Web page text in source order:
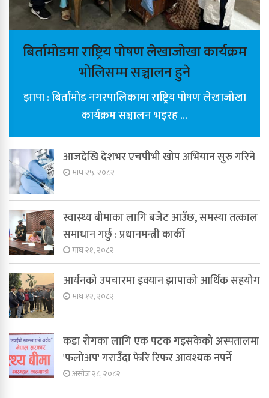
बिर्तामोडमा राष्ट्रिय पोषण लेखाजोखा कार्यक्रम
भोलिसम्म सञ्चालन हुने
झापा : बिर्तामोड नगरपालिकामा राष्ट्रिय पोषण लेखाजोखा
कार्यक्रम सञ्चालन भइरह ...
आजदेखि देशभर एचपीभी खोप अभियान सुरु गरिने
माघ २५, २०८२
स्वास्थ्य बीमाका लागि बजेट आउँछ, समस्या तत्काल
समाधान गर्छु : प्रधानमन्त्री कार्की
माघ २१, २०८२
आर्यनको उपचारमा इक्यान झापाको आर्थिक सहयोग
माघ १२, २०८२
कडा रोगका लागि एक पटक गइसकेको अस्पतालमा
'फलोअप' गराउँदा फेरि रिफर आवश्यक नपर्ने
असोज २८, २०८२